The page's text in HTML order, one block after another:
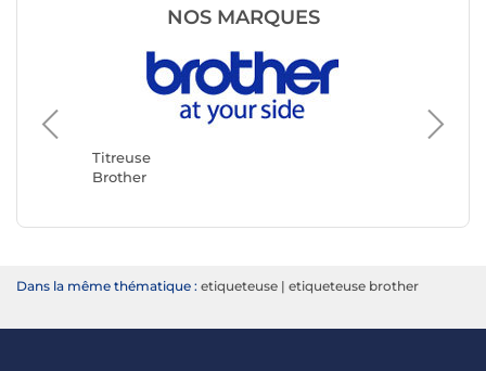
NOS MARQUES
Titreuse
Brother
Titreuse
DYMO
Dans la même thématique : etiqueteuse | etiqueteuse brother